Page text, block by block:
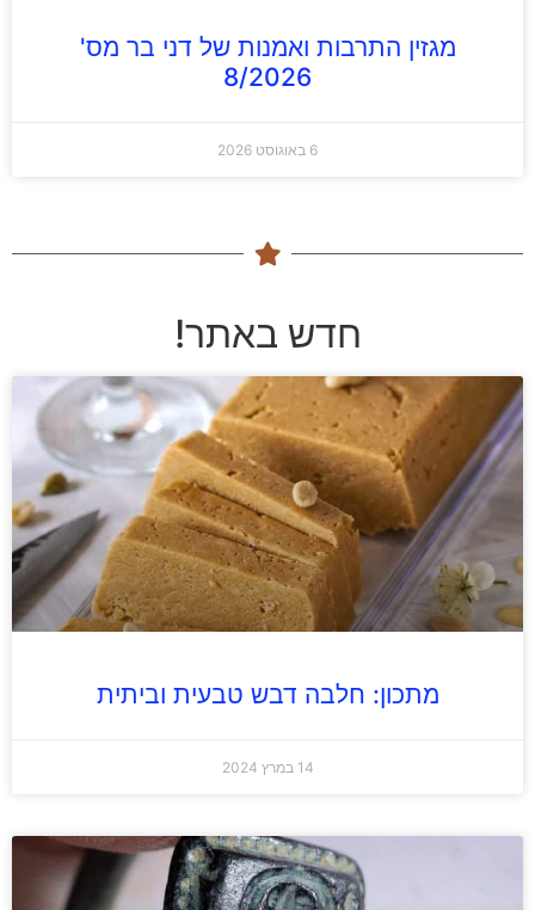
מגזין התרבות ואמנות של דני בר מס'
8/2026
6 באוגוסט 2026
חדש באתר!
מתכון: חלבה דבש טבעית וביתית
14 במרץ 2024